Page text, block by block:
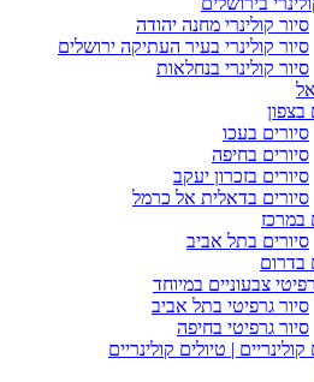
סיור קולינרי מחנה יהודה
סיור קולינרי בעיר העתיקה ירושלים
סיור קולינרי בנחלאות
בצפון
סיורים בעכו
סיורים בחיפה
סיורים בזכרון יעקב
סיורים בדאלית אל כרמל
במרכז
סיורים בתל אביב
בדרום
צבעוניים במיוחד
סיור גרפיטי בתל אביב
סיור גרפיטי בחיפה
קולינריים | טיולים קולינריים